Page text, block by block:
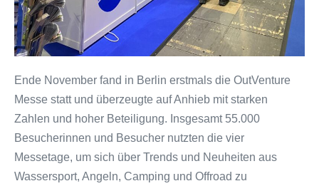
Ende November fand in Berlin erstmals die OutVenture
Messe statt und überzeugte auf Anhieb mit starken
Zahlen und hoher Beteiligung. Insgesamt 55.000
Besucherinnen und Besucher nutzten die vier
Messetage, um sich über Trends und Neuheiten aus
Wassersport, Angeln, Camping und Offroad zu